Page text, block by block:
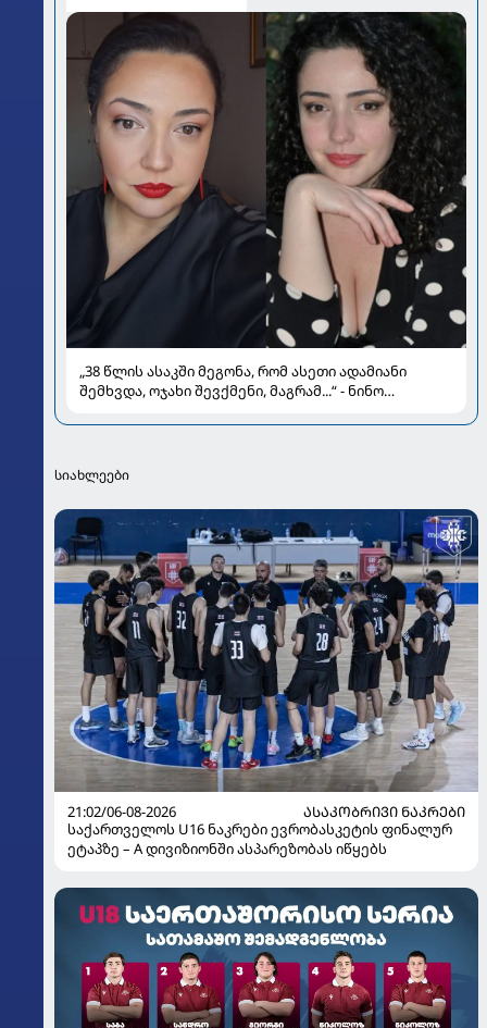
„38 წლის ასაკში მეგონა, რომ ასეთი ადამიანი
შემხვდა, ოჯახი შევქმენი, მაგრამ...“ - ნინო
სიახლეები
21:02/06-08-2026
ᲐᲡᲐᲙᲝᲑᲠᲘᲕᲘ ᲜᲐᲙᲠᲔᲑᲘ
საქართველოს U16 ნაკრები ევრობასკეტის ფინალურ
ეტაპზე – A დივიზიონში ასპარეზობას იწყებს